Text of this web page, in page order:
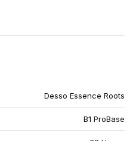
Desso Essence Roots
B1 ProBase